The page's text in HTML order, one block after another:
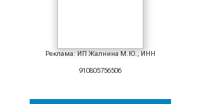
Реклама: ИП Жалнина М.Ю., ИНН
910805756506